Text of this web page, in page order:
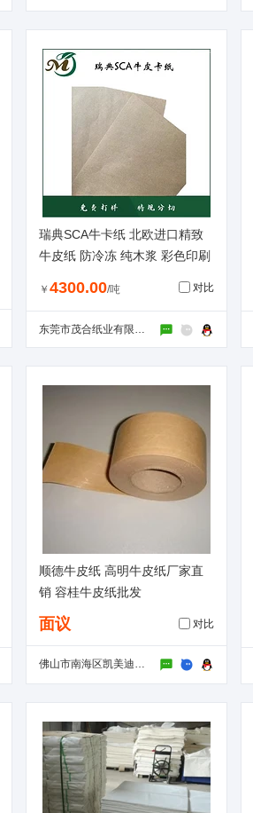
瑞典SCA牛卡纸 北欧进口精致
牛皮纸 防冷冻 纯木浆 彩色印刷
￥ 4300.00/吨 对比
东莞市茂合纸业有限公司
顺德牛皮纸 高明牛皮纸厂家直
销 容桂牛皮纸批发
面议 对比
佛山市南海区凯美迪薄膜包装材料厂